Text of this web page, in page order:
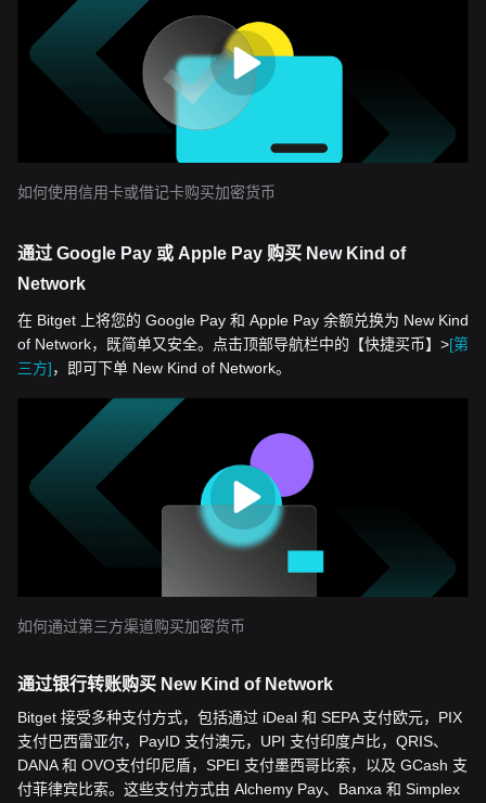
如何使用信用卡或借记卡购买加密货币
通过 Google Pay 或 Apple Pay 购买 New Kind of
Network
在 Bitget 上将您的 Google Pay 和 Apple Pay 余额兑换为 New Kind
of Network，既简单又安全。点击顶部导航栏中的【快捷买币】>[第
三方]，即可下单 New Kind of Network。
如何通过第三方渠道购买加密货币
通过银行转账购买 New Kind of Network
Bitget 接受多种支付方式，包括通过 iDeal 和 SEPA 支付欧元，PIX
支付巴西雷亚尔，PayID 支付澳元，UPI 支付印度卢比，QRIS、
DANA 和 OVO支付印尼盾，SPEI 支付墨西哥比索，以及 GCash 支
付菲律宾比索。这些支付方式由 Alchemy Pay、Banxa 和 Simplex